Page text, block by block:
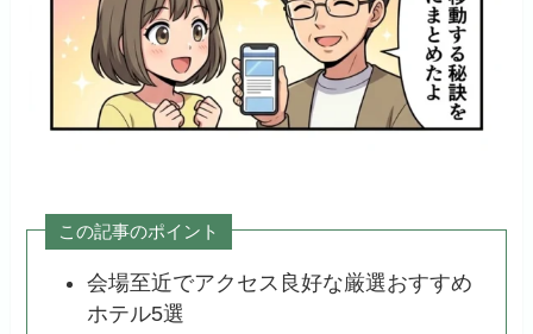
この記事のポイント
会場至近でアクセス良好な厳選おすすめ
ホテル5選